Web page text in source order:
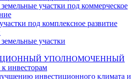
участки под коммерческое
под комплексное развитие
участки
УПОЛНОМОЧЕННЫЙ
инвесторам
инвестиционного климата и